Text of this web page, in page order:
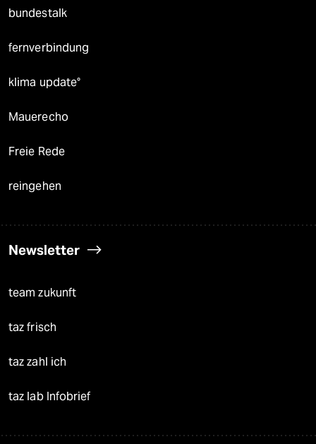
bundestalk
fernverbindung
klima update°
Mauerecho
Freie Rede
reingehen
Newsletter
team zukunft
taz frisch
taz zahl ich
taz lab Infobrief